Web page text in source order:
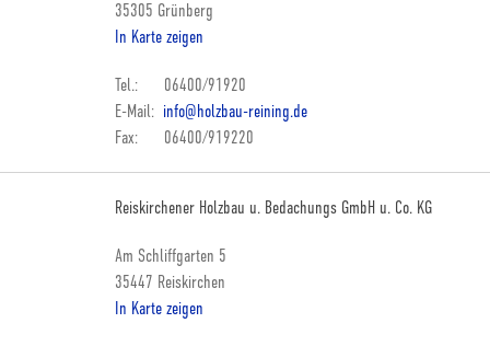
35305 Grünberg
In Karte zeigen
Tel.: 06400/91920
E-Mail: info@holzbau-reining.de
Fax: 06400/919220
Reiskirchener Holzbau u. Bedachungs GmbH u. Co. KG
Am Schliffgarten 5
35447 Reiskirchen
In Karte zeigen